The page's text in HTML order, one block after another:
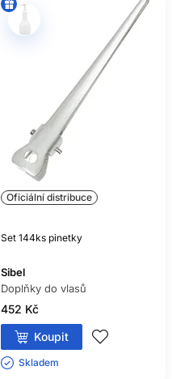
Oficiální distribuce
Set 144ks pinetky
Sibel
Doplňky do vlasů
452 Kč
Koupit
Skladem ㅤ